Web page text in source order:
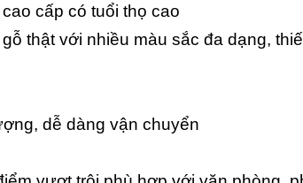
cấp có tuổi thọ cao
thật với nhiều màu sắc đa dạng,
dễ dàng vận chuyển